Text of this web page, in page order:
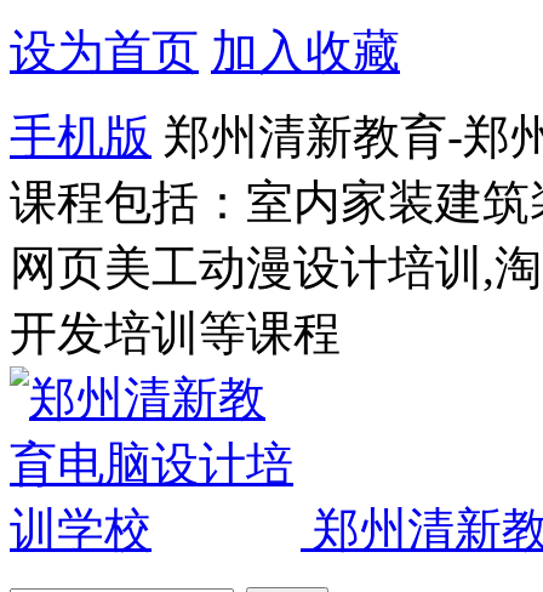
设为首页 加入收藏
手机版 郑州清新教育-郑
课程包括：室内家装建
网页美工动漫设计培训,
开发培训等课程
郑州清新